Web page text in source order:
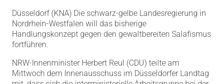
Düsseldorf (KNA) Die schwarz-gelbe Landesregierung in
Nordrhein-Westfalen will das bisherige
Handlungskonzept gegen den gewaltbereiten Salafismus
fortführen.
NRW-Innenminister Herbert Reul (CDU) teilte am
Mittwoch dem Innenausschuss im Düsseldorfer Landtag